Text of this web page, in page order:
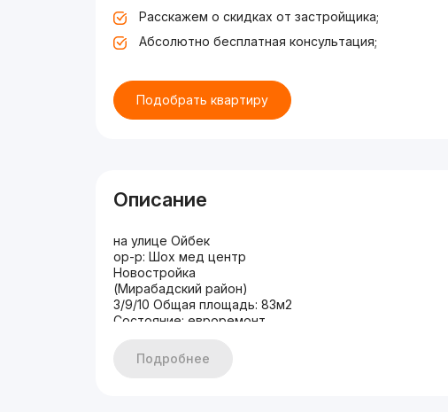
Расскажем о скидках от застройщика;
Абсолютно бесплатная консультация;
Подобрать квартиру
Описание
на улице Ойбек
ор-р: Шох мед центр
Новостройка
(Мирабадский район)
3/9/10 Общая площадь: 83м2
Состояние: евроремонт
Подробнее